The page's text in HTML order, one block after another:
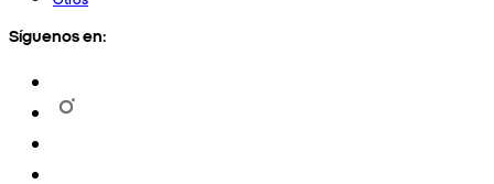
Síguenos en: